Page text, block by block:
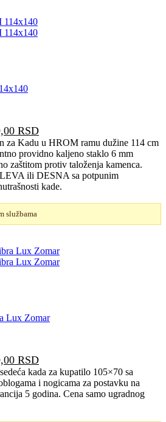
RSD.
RSDTrenutna
cena
je:
39.900,00 RSD.
za Kadu u HROM ramu dužine 114 cm
providno kaljeno staklo 6 mm
zaštitom protiv taloženja kamenca.
ili DESNA sa potpunim
kade.
službama
Lux Zomar
RSD.
RSDTrenutna
cena
je:
31.760,00 RSD.
kada za kupatilo 105×70 sa
i nogicama za postavku na
5 godina. Cena samo ugradnog